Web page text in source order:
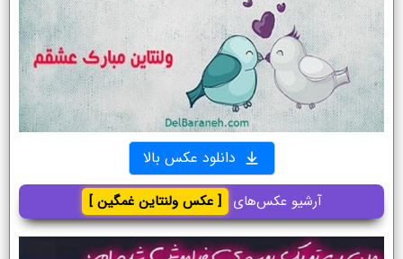
دانلود عکس بالا
آرشیو عکس‌های [ عکس ولنتاین غمگین ]